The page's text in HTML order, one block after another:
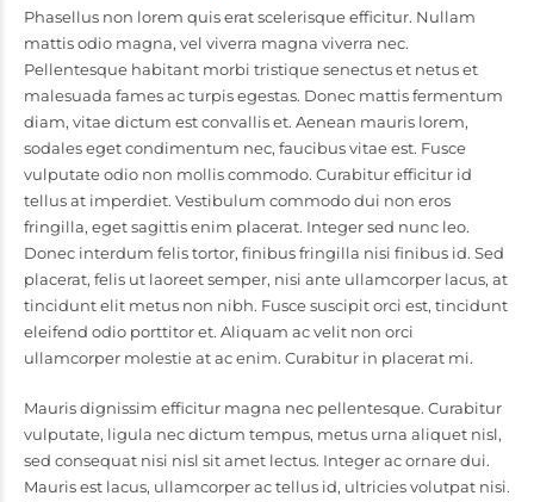
Phasellus non lorem quis erat scelerisque efficitur. Nullam
mattis odio magna, vel viverra magna viverra nec.
Pellentesque habitant morbi tristique senectus et netus et
malesuada fames ac turpis egestas. Donec mattis fermentum
diam, vitae dictum est convallis et. Aenean mauris lorem,
sodales eget condimentum nec, faucibus vitae est. Fusce
vulputate odio non mollis commodo. Curabitur efficitur id
tellus at imperdiet. Vestibulum commodo dui non eros
fringilla, eget sagittis enim placerat. Integer sed nunc leo.
Donec interdum felis tortor, finibus fringilla nisi finibus id. Sed
placerat, felis ut laoreet semper, nisi ante ullamcorper lacus, at
tincidunt elit metus non nibh. Fusce suscipit orci est, tincidunt
eleifend odio porttitor et. Aliquam ac velit non orci
ullamcorper molestie at ac enim. Curabitur in placerat mi.
Mauris dignissim efficitur magna nec pellentesque. Curabitur
vulputate, ligula nec dictum tempus, metus urna aliquet nisl,
sed consequat nisi nisl sit amet lectus. Integer ac ornare dui.
Mauris est lacus, ullamcorper ac tellus id, ultricies volutpat nisi.